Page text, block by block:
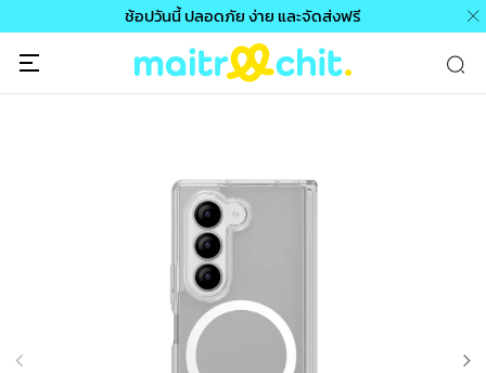
ช้อปวันนี้ ปลอดภัย ง่าย และจัดส่งฟรี